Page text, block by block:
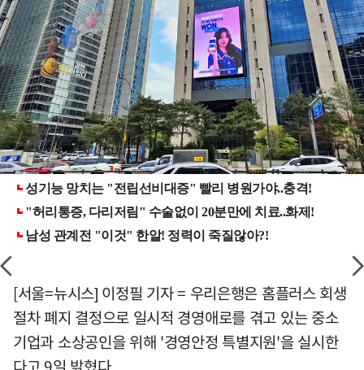
[서울=뉴시스] 이정필 기자 = 우리은행은 홈플러스 회생
절차 폐지 결정으로 일시적 경영애로를 겪고 있는 중소
기업과 소상공인을 위해 '경영안정 특별지원'을 실시한